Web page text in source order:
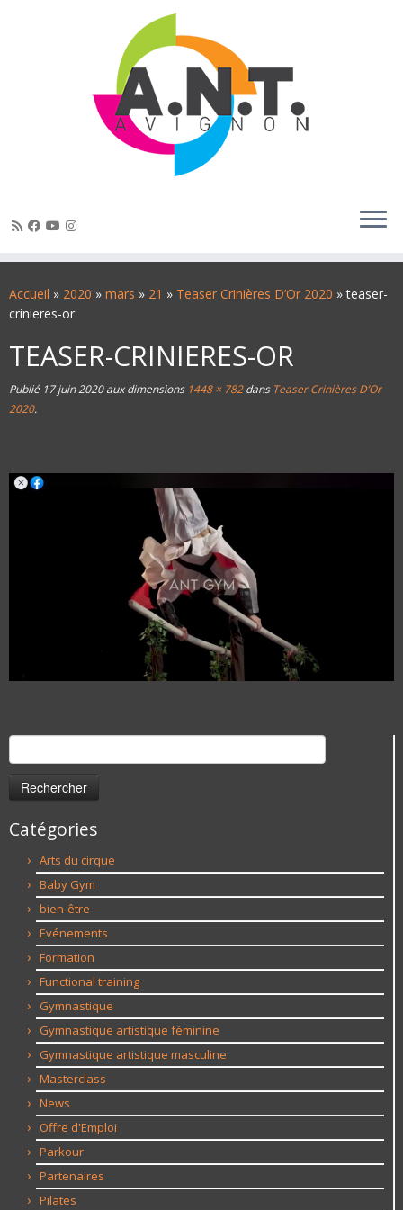
au
contenu
Accueil » 2020 » mars » 21 » Teaser Crinières D’Or 2020 » teaser-
crinieres-or
TEASER-CRINIERES-OR
Publié 17 juin 2020aux dimensions1448 × 782dansTeaser Crinières D’Or
2020.
Catégories
Arts du cirque
Baby Gym
bien-être
Evénements
Formation
Functional training
Gymnastique
Gymnastique artistique féminine
Gymnastique artistique masculine
Masterclass
News
Offre d'Emploi
Parkour
Partenaires
Pilates